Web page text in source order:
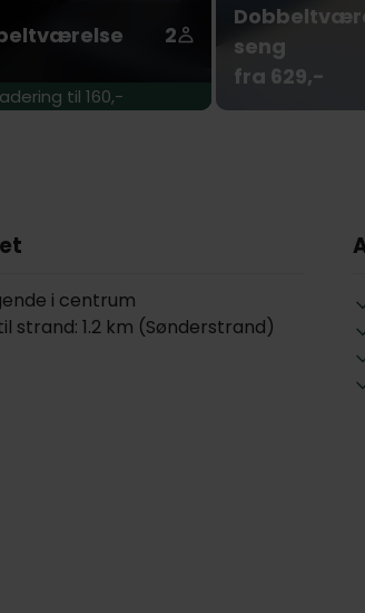
2
til 160,-
seng
fra 629,-
i centrum
strand: 1.2 km (Sønderstrand)